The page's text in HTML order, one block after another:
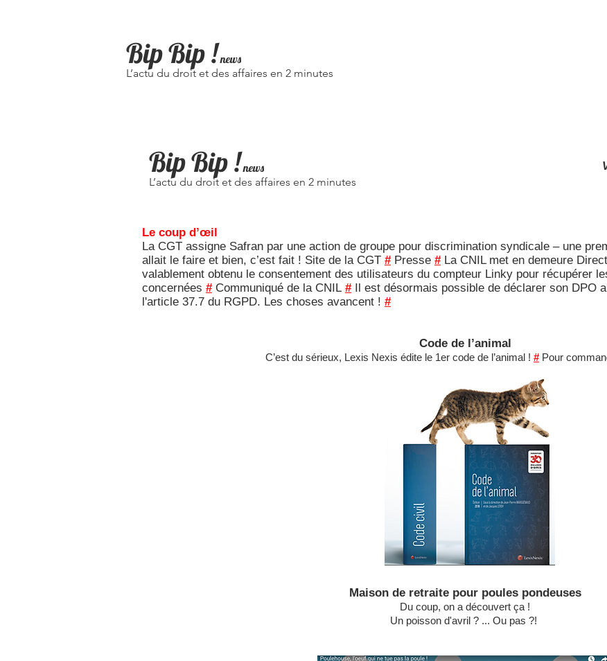
Bip Bip! news
L’actu du droit et des affaires en 2 minutes
Bip Bip ! news
L’actu du droit et des affaires en 2 minutes
Le coup d’œil
La CGT assigne Safran par une action de groupe pour discrimination syndicale – une
allait le faire et bien, c’est fait ! Site de la CGT #Presse #La CNIL met en demeure
valablement obtenu le consentement des utilisateurs du compteur Linky pour récupérer
concernées #Communiqué de la CNIL #Il est désormais possible de déclarer son DPO
l'article 37.7 du RGPD. Les choses avancent ! #
Code de l’animal
C’est du sérieux, Lexis Nexis édite le 1er code de l’animal ! # Pour
Maison de retraite pour poules pondeuses
Du coup, on a découvert ça !
Un poisson d'avril ? ... Ou pas ?!